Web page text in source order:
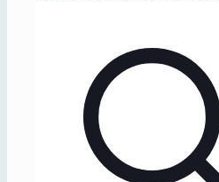
(1941-
1942)